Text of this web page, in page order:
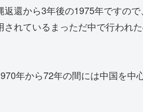
還から3年後の1975年ですの
されているまっただ中で行われ
年から72年の間には中国を中